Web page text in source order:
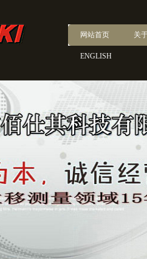
网站首页 关
ENGLISH